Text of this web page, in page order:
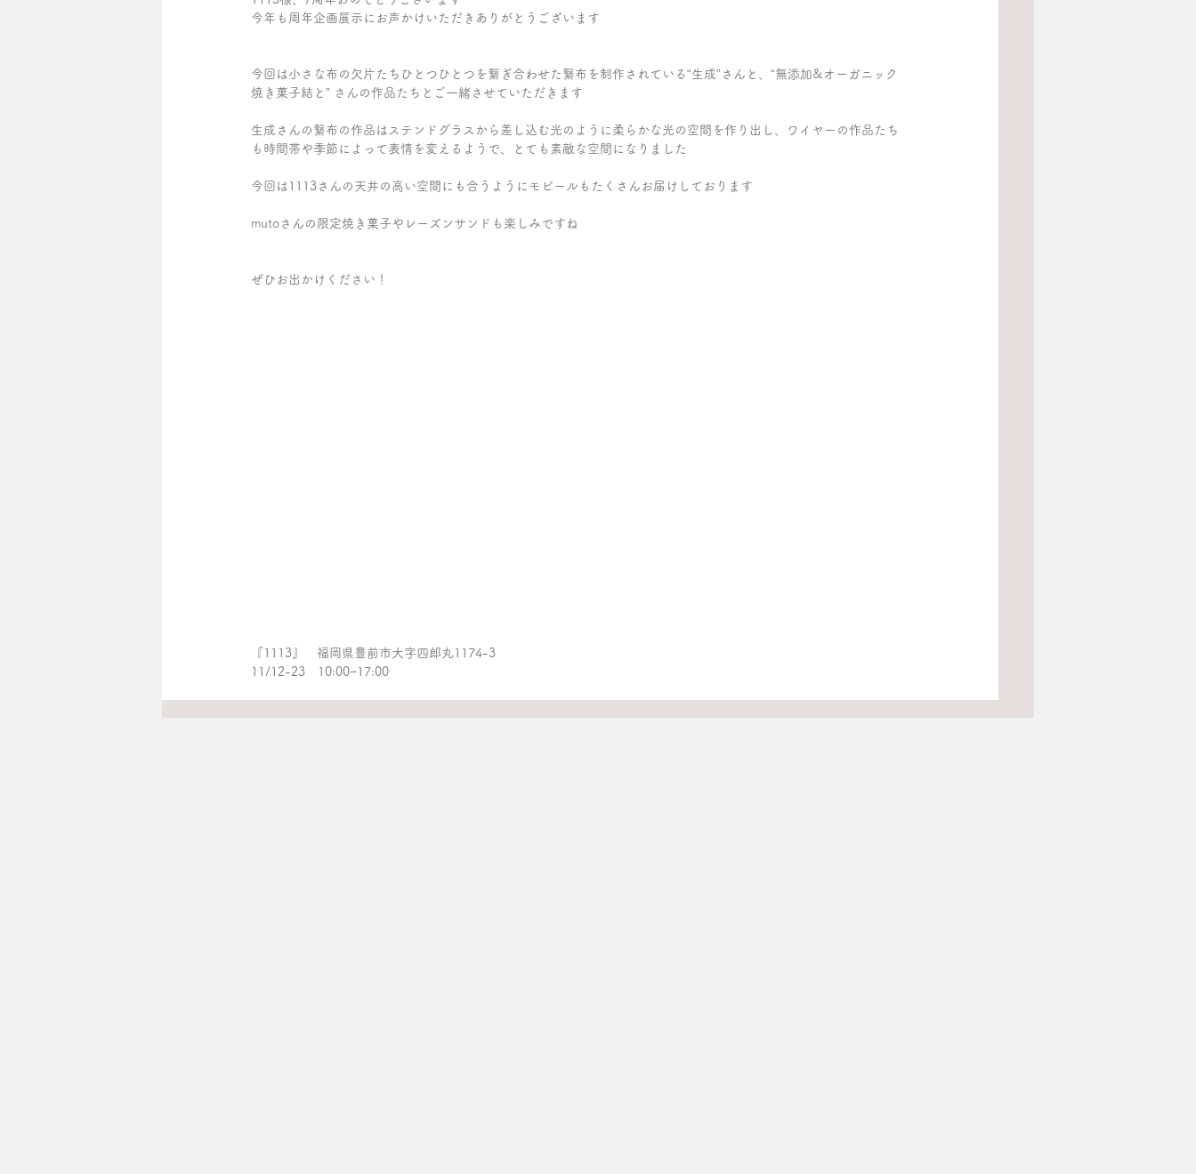
今年も周年企画展示にお声かけいただきありがとうございます
今回は小さな布の欠片たちひとつひとつを繋ぎ合わせた繋布を制作されている“生成”さんと、“無添加&オーガニック
焼き菓子結と” さんの作品たちとご一緒させていただきます
生成さんの繋布の作品はステンドグラスから差し込む光のように柔らかな光の空間を作り出し、ワイヤーの作品たち
も時間帯や季節によって表情を変えるようで、とても素敵な空間になりました
今回は1113さんの天井の高い空間にも合うようにモビールもたくさんお届けしております
mutoさんの限定焼き菓子やレーズンサンドも楽しみですね
ぜひお出かけください！
『1113』　福岡県豊前市大字四郎丸1174-3
11/12-23　10:00−17:00